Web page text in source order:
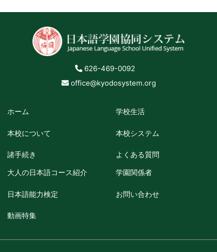
626-469-0092
office@kyodosystem.org
ホーム
本校について
諸手続き
学校生活
本校システム
よくある質問
大人の日本語コース紹介
日本語能力検定
動画特集
学園関係者
お問い合わせ